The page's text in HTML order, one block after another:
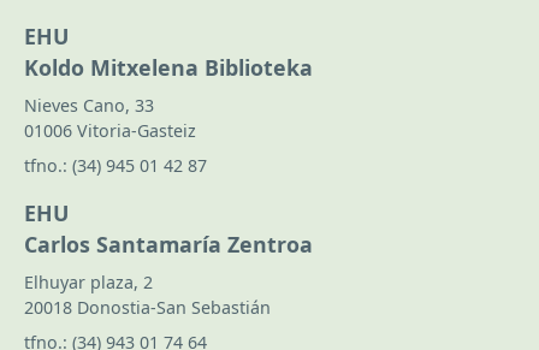
EHU
Koldo Mitxelena Biblioteka
Nieves Cano, 33
01006 Vitoria-Gasteiz
tfno.: (34) 945 01 42 87
EHU
Carlos Santamaría Zentroa
Elhuyar plaza, 2
20018 Donostia-San Sebastián
tfno.: (34) 943 01 74 64